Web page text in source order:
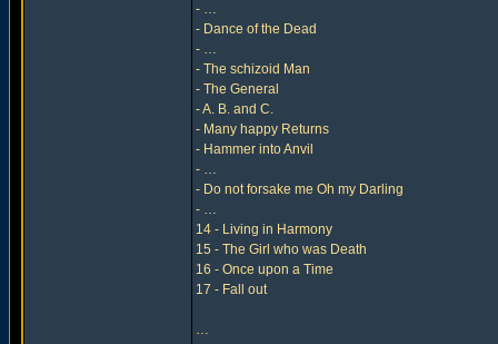
- …
- Dance of the Dead
- …
- The schizoid Man
- The General
- A. B. and C.
- Many happy Returns
- Hammer into Anvil
- …
- Do not forsake me Oh my Darling
- …
14 - Living in Harmony
15 - The Girl who was Death
16 - Once upon a Time
17 - Fall out
…